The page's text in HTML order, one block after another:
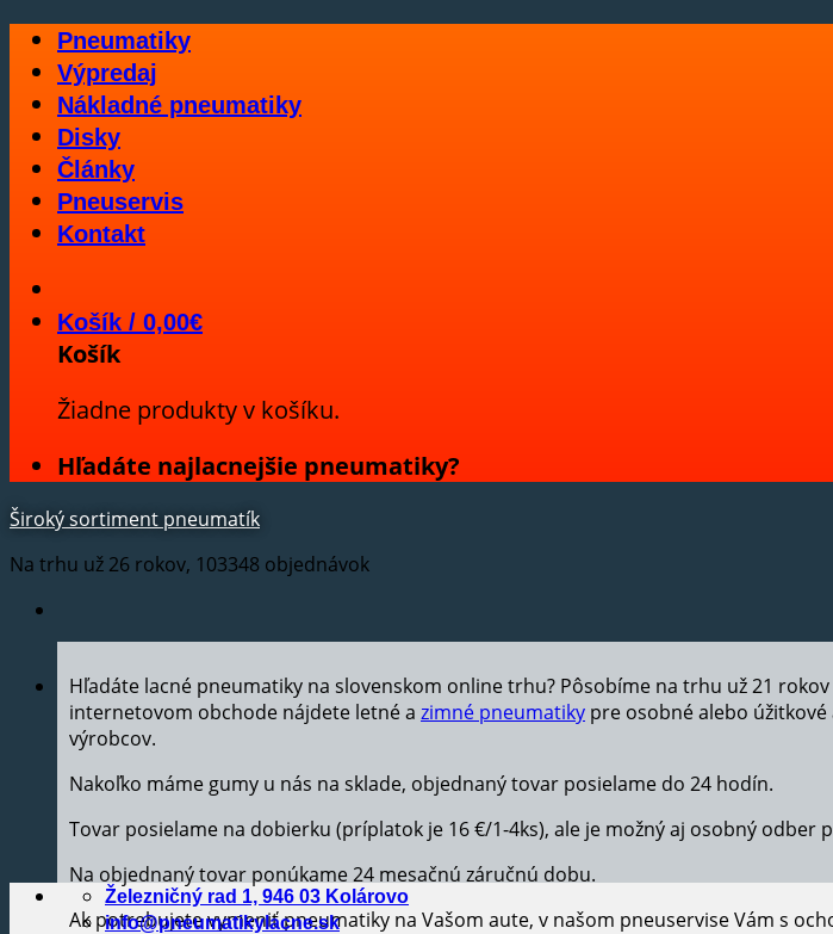
Skip
content
Pneumatiky
Výpredaj
Nákladné pneumatiky
Disky
Články
Pneuservis
Kontakt
Košík / 0,00€
Košík
Žiadne produkty v košíku.
Hľadáte najlacnejšie pneumatiky?
Široký sortiment pneumatík
Na trhu už 26 rokov, 103348 objednávok
Hľadáte lacné pneumatiky na slovenskom online trhu? Pôsobíme na trhu už 21
internetovom obchode nájdete letné a zimné pneumatiky pre osobné alebo
výrobcov.
Nakoľko máme gumy u nás na sklade, objednaný tovar posielame do 24 hodín.
Tovar posielame na dobierku (príplatok je 16 €/1-4ks), ale je možný aj osobný odber
Na objednaný tovar ponúkame 24 mesačnú záručnú dobu.
Ak potrebujete vymeniť pneumatiky na Vašom aute, v našom pneuservise Vám s
Železničný rad 1, 946 03 Kolárovo
info@pneumatikylacne.sk